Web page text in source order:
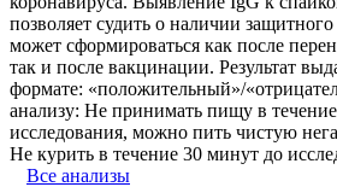
позволяет судить о наличии
может сформироваться как после
так и после вакцинации. Результат
формате: «положительный»/
анализу: Не принимать пищу в
исследования, можно пить чистую
Не курить в течение 30 минут до
Все анализы